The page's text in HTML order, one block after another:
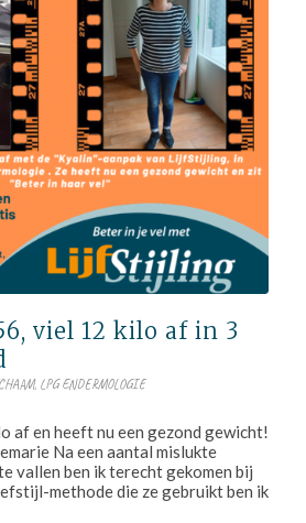
viel 12 kilo af in 3
, LPG ENDERMOLOGIE
af en heeft nu een gezond gewicht!
Na een aantal mislukte
vallen ben ik terecht gekomen bij
methode die ze gebruikt ben ik